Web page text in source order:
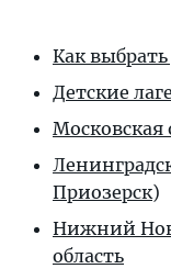
Как выбрать
Детские
Московская
Приозерск)
Нижний
область